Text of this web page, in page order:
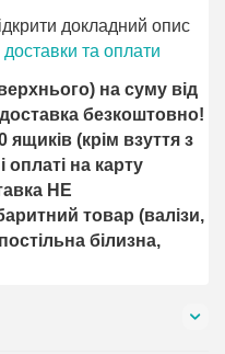
докладний опис
та оплати
на суму від
доставка безкоштовно!
ящиків (крім взуття з
оплаті на карту
НЕ
товар (валізи,
білизна,